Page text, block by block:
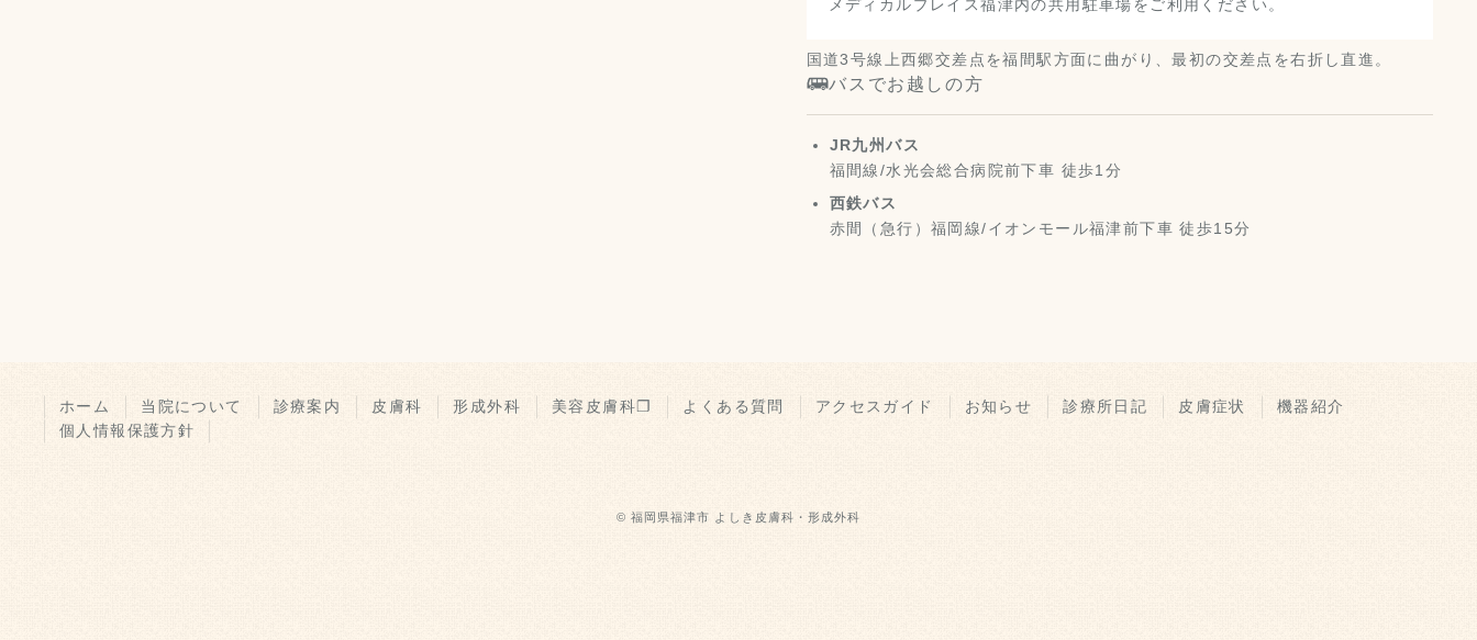
メディカルプレイス福津内の共用駐車場をご利用ください。
国道3号線上西郷交差点を福間駅方面に曲がり、最初の交差点を右折し直進。
バスでお越しの方
JR九州バス
福間線/水光会総合病院前下車 徒歩1分
西鉄バス
赤間（急行）福岡線/イオンモール福津前下車 徒歩15分
ホーム 当院について 診療案内 皮膚科 形成外科 美容皮膚科❐ よくある質問 アクセスガイド お知らせ 診療所日記 皮膚症状
機器紹介
個人情報保護方針
© 福岡県福津市 よしき皮膚科・形成外科